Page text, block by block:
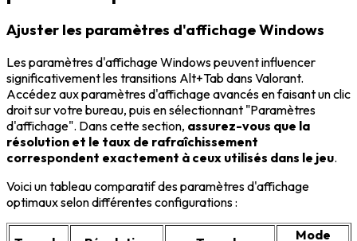
Ajuster les paramètres d'affichage Windows
Les paramètres d'affichage Windows peuvent influencer
significativement les transitions Alt+Tab dans Valorant.
Accédez aux paramètres d'affichage avancés en faisant un clic
droit sur votre bureau, puis en sélectionnant "Paramètres
d'affichage". Dans cette section, assurez-vous que la
résolution et le taux de rafraîchissement
correspondent exactement à ceux utilisés dans le jeu.
Voici un tableau comparatif des paramètres d'affichage
optimaux selon différentes configurations :
Mode